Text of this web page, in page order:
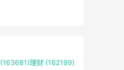
(163681)理财 (162199)